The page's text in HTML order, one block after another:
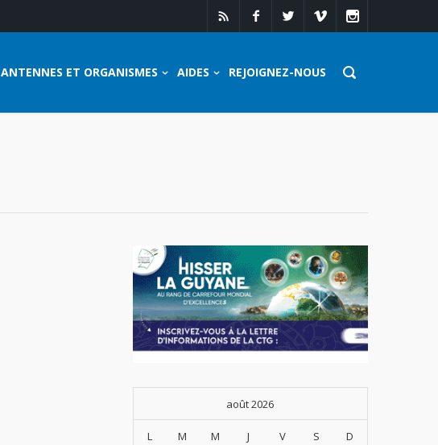
ANTENNES ET ORGANISMES AIDES REJOIGNEZ-NOUS
août 2026
L M M J V S D